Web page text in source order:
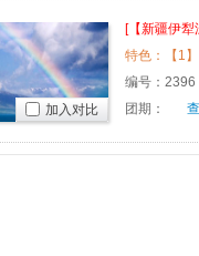
[【新疆伊
区、夏特
音布鲁克
编号： 2396
团期：
加入对比